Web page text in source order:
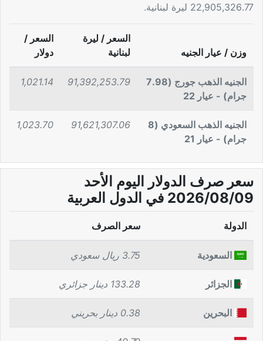
22,905,326.77 ليرة لبنانية.
وزن / عيار الجنيه
السعر / ليرة
لبنانية
السعر /
دولار
الجنيه الذهب جورج (7.98
جرام) - عيار 22
91,392,253.79
1,021.14
الجنيه الذهب السعودي (8
جرام) - عيار 21
91,621,307.06
1,023.70
سعر صرف الدولار اليوم الأحد
2026/08/09 في الدول العربية
الدولة سعر الصرف
السعودية 3.75 ريال سعودي
الجزائر 133.28 دينار جزائري
البحرين 0.38 دينار بحريني